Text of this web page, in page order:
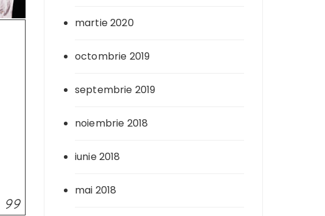
martie 2020
octombrie 2019
septembrie 2019
noiembrie 2018
iunie 2018
mai 2018